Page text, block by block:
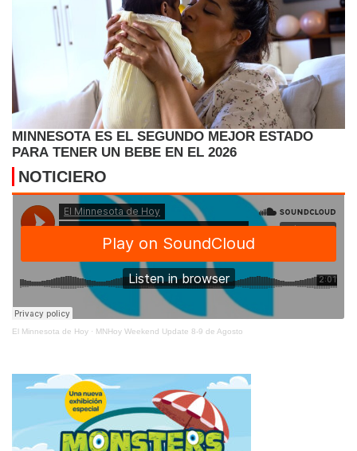
MINNESOTA ES EL SEGUNDO MEJOR ESTADO
PARA TENER UN BEBE EN EL 2026
NOTICIERO
El Minnesota de Hoy · MNHoy Weekend Update 8-9 de Agosto